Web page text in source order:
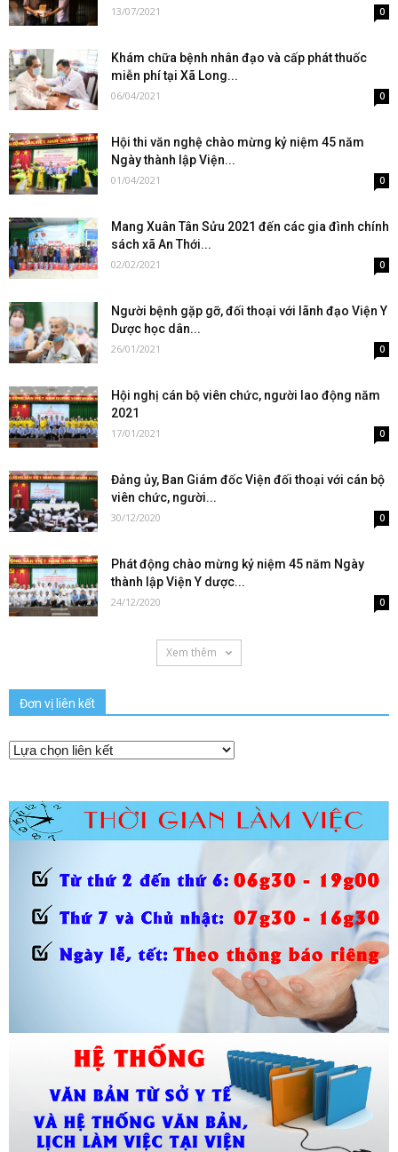
13/07/2021 0
Khám chữa bệnh nhân đạo và cấp phát thuốc
miễn phí tại Xã Long...
06/04/2021 0
Hội thi văn nghệ chào mừng kỷ niệm 45 năm
Ngày thành lập Viện...
01/04/2021 0
Mang Xuân Tân Sửu 2021 đến các gia đình chính
sách xã An Thới...
02/02/2021 0
Người bệnh gặp gỡ, đối thoại với lãnh đạo Viện Y
Dược học dân...
26/01/2021 0
Hội nghị cán bộ viên chức, người lao động năm
2021
17/01/2021 0
Đảng ủy, Ban Giám đốc Viện đối thoại với cán bộ
viên chức, người...
30/12/2020 0
Phát động chào mừng kỷ niệm 45 năm Ngày
thành lập Viện Y dược...
24/12/2020 0
Xem thêm
Đơn vị liên kết